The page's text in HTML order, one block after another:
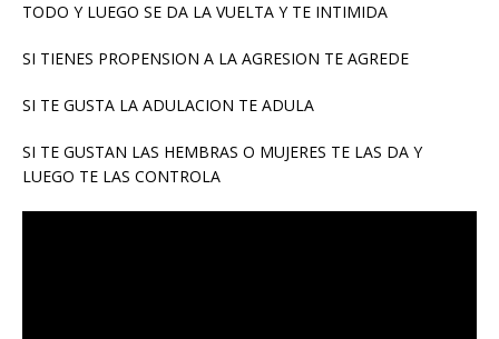
TODO Y LUEGO SE DA LA VUELTA Y TE INTIMIDA
SI TIENES PROPENSION A LA AGRESION TE AGREDE
SI TE GUSTA LA ADULACION TE ADULA
SI TE GUSTAN LAS HEMBRAS O MUJERES TE LAS DA Y
LUEGO TE LAS CONTROLA